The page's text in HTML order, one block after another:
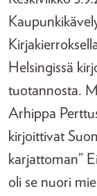
Helsingissä
tuotannosta.
Arhippa
kirjoittivat
karjattoman”
oli se nuori